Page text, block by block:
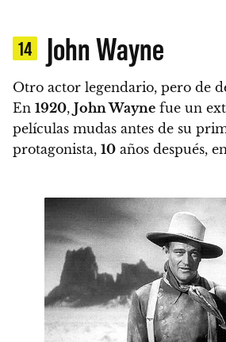
14 John Wayne
Otro actor legendario, pero de
En 1920, John Wayne fue un
películas mudas antes de su
protagonista, 10 años después, en